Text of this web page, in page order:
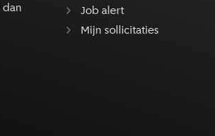
Job alert
Mijn sollicitaties